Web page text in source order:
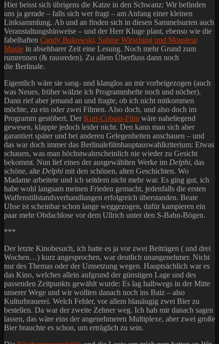
Hier beisst sich übrigens die Katze in den Schwanz: Wir befinden
uns ja gerade – falls sich wer fragt – am Anfang einer kleinen
Linksammlung. Ab und an finden sich in diesen Sammelsurien auch
Veranstaltungshinweise – und der Herr Kluge plant, ebenso wie die
fabelhaften Candy Bukowski, Sabine Wirsching und Monsieur
Manie in absehbarer Zeit eine Lesung. Noch mehr Grund zum
rumrennen (& rausreden). Zu allem Überfluss dann noch
die Berlinale.
Eigentlich wäre sie sang- und klanglos an mir vorbeigezogen (auch
was Neues, früher wälzte ich Programmhefte noch und nöcher).
Dann rief aber jemand an und fragte, ob ich nicht mitkommen
möchte, zu ein oder zwei Filmen. Also doch, und also doch im
Programm gestöbert. DerKurt-Cobain-Film wäre naheliegend
gewesen, klappte jedoch leider nicht. Den kann man sich aber
garantiert später und bei anderen Gelegenheiten anschauen – und
das war doch immer das Berlinalefilmhauptauswahlkriterium: Etwas
schauen, was man höchstwahrscheinlich nie wieder zu Gesicht
bekommt. Nun lief eines der ausgewählten Werke im Delphi, das
schöne, alte Delphi mit den schönen, alten Geschichten. Wo
Madame arbeitete und ich seitdem nicht mehr war. Es ging gut, ich
habe wohl langsam meinen Frieden gemacht, jedenfalls die ersten
Waffenstillstandsverhandlungen erfolgreich überstanden. Beate
Uhse ist scheinbar schon lange weggezogen, dafür kampieren ein
paar mehr Obdachlose vor dem Ullrich unter den S-Bahn-Bögen.
***
Der letzte Kinobesuch, ich hatte es ja vor zwei Beiträgen ( und drei
Wochen…) kurz angesprochen, war deutlich unangenehmer. Nicht
nur des Themas oder der Umsetzung wegen. Hauptsächlich war es
das Kino, welches allein aufgrund der günstigen Lage und des
passenden Zeitpunkts gewählt wurde: Es lag halbwegs in der Mitte
unserer Wege und wir wollten danach noch ins Baiz – also
Kulturbrauerei. Welch Fehler, vor allem blauäugig zwei Bier zu
bestellen. Da war der zweite Zehner weg. Ich hab mir danach sagen
lassen, das wäre eins der angenehmeren Multiplexe, aber zwei große
Bier brauchte es schon, um erträglich zu sein.